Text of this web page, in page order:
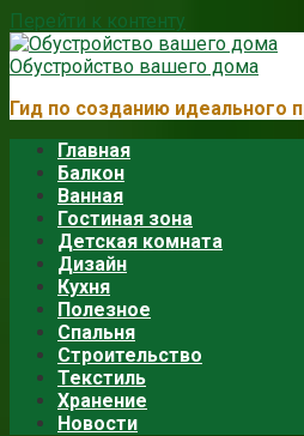
Перейти к контенту
Обустройство вашего дома
Гид по созданию идеального
Главная
Балкон
Ванная
Гостиная зона
Детская комната
Дизайн
Кухня
Полезное
Спальня
Строительство
Текстиль
Хранение
Новости